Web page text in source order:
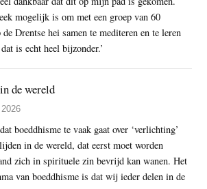
mogelijk is om met een groep van 60
Drentse hei samen te mediteren en te leren
is echt heel bijzonder.’
de wereld
boeddhisme te vaak gaat over ‘verlichting’
in de wereld, dat eerst moet worden
zich in spirituele zin bevrijd kan wanen. Het
van boeddhisme is dat wij ieder delen in de